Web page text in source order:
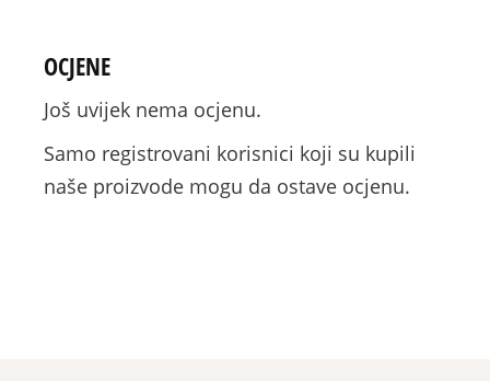
OCJENE
Još uvijek nema ocjenu.
Samo registrovani korisnici koji su kupili
naše proizvode mogu da ostave ocjenu.